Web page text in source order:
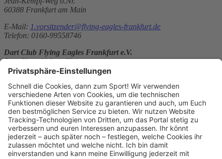
60388 Frankfurt am Main
E-Mail: 1.vorsitzender@flying-eagles-frankfurt.de
Telefon: 0160-99558746
Dart Club Flying Eagles Frankfurt e.V.
Jean-Kempf-Weg o.Nr.
60388 Frankfurt am Main
E-Mail:1.vorsitzender@flying-eagles-frankfurt.de
Telefon: 0160-99558746
Sitemap
Über uns
Kontakt